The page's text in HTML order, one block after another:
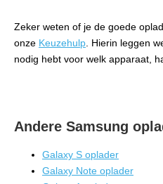
Zeker weten of je de goede
onze Keuzehulp . Hierin leggen
nodig hebt voor welk apparaat,
Andere Samsung
Galaxy S oplader
Galaxy Note oplader